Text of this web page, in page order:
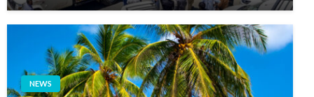
NEWS